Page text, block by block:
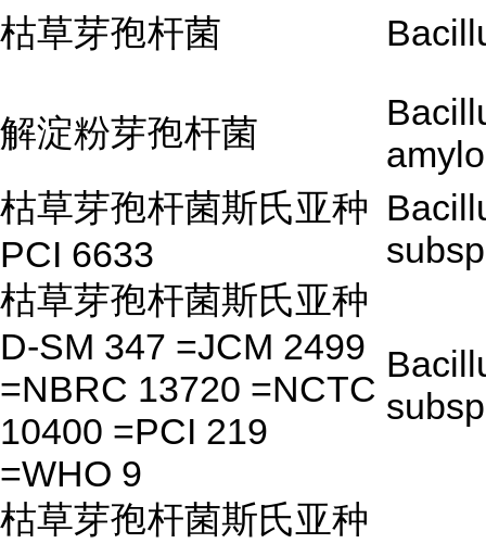
枯草芽孢杆菌
解淀粉芽孢杆菌
枯草芽孢杆菌斯氏亚种
PCI 6633
枯草芽孢杆菌斯氏亚种
D-SM 347 =JCM 2499
=NBRC 13720 =NCTC
10400 =PCI 219
=WHO 9
枯草芽孢杆菌斯氏亚种